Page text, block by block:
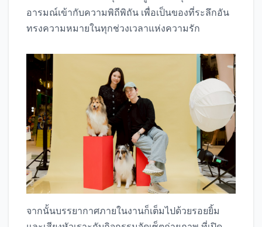
อารมณ์เข้ากับความพิถีพิถัน เพื่อเป็นของที่ระลึกอัน
ทรงความหมายในทุกช่วงเวลาแห่งความรัก
จากนั้นบรรยากาศภายในงานก็เต็มไปด้วยรอยยิ้ม